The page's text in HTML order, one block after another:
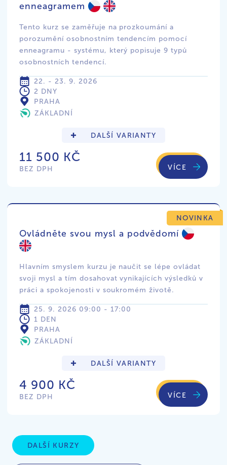
enneagramem
Tento kurz se zaměřuje na prozkoumání a
porozumění osobnostním tendencím pomocí
enneagramu - systému, který popisuje 9 typů
osobnostních tendencí.
22. - 23. 9. 2026
2 DNY
PRAHA
ZÁKLADNÍ
DALŠÍ VARIANTY
11 500 KČ
BEZ DPH VÍCE
Ovládněte svou mysl a podvědomí
Hlavním smyslem kurzu je naučit se lépe ovládat
svoji mysl a tím dosahovat vynikajících výsledků v
práci a spokojenosti v soukromém životě.
25. 9. 2026 09:00 - 17:00
1 DEN
PRAHA
ZÁKLADNÍ
DALŠÍ VARIANTY
NOVINKA
4 900 KČ
BEZ DPH VÍCE
DALŠÍ KURZY